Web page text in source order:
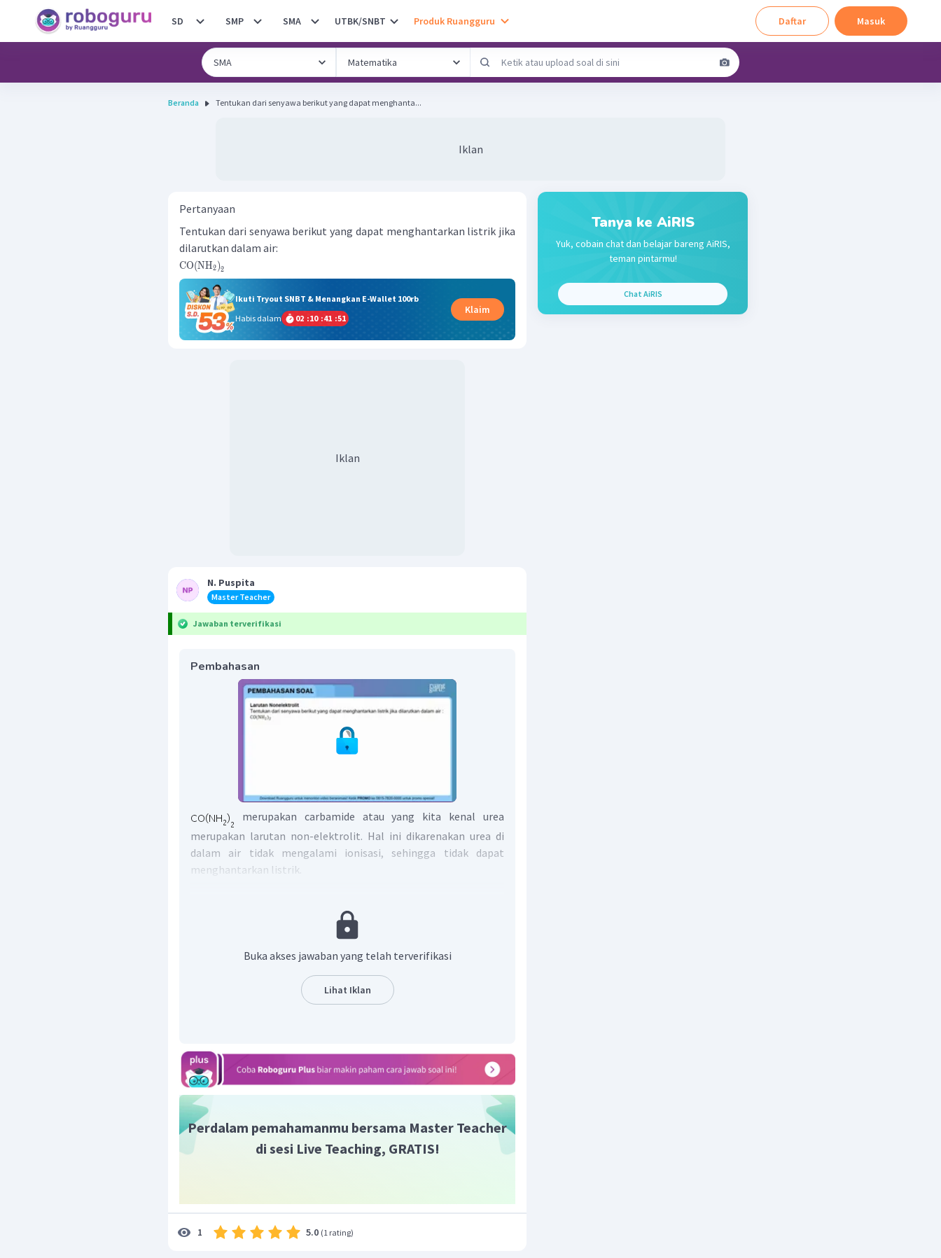
SD SMP SMA UTBK/SNBT Produk Ruangguru Daftar Masuk
Beranda Tentukan dari senyawa berikut yang dapat menghanta...
Iklan
Pertanyaan
Tentukan dari senyawa berikut yang dapat menghantarkan listrik jika
dilarutkan dalam air:
CO(NH2)2
Ikuti Tryout SNBT & Menangkan E-Wallet 100rb
Habis dalam
02 :10 :41 :50
Klaim
Iklan
N. Puspita
Master Teacher
Jawaban terverifikasi
Pembahasan
merupakan carbamide atau yang kita kenal urea
merupakan larutan non-elektrolit. Hal ini dikarenakan urea di
dalam air tidak mengalami ionisasi, sehingga tidak dapat
menghantarkan listrik.
nonelektrolit dan tidak dapat menghantarkan listrik.
Buka akses jawaban yang telah terverifikasi
Lihat Iklan
Perdalam pemahamanmu bersama Master Teacher
di sesi Live Teaching, GRATIS!
1 5.0 (1 rating)
Tanya ke AiRIS
Yuk, cobain chat dan belajar bareng AiRIS,
teman pintarmu!
Chat AiRIS